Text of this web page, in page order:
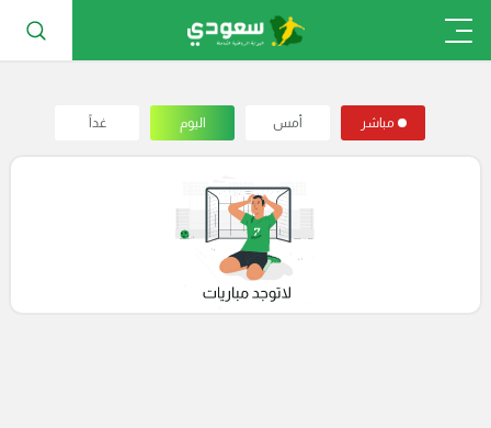
مباشر أمس اليوم غداً